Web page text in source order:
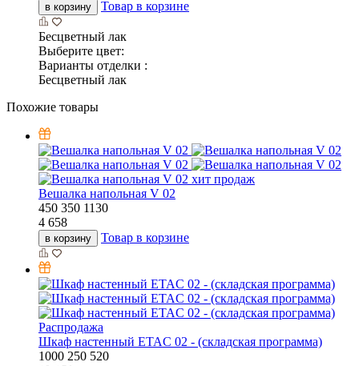
в корзину Товар в корзине
Бесцветный лак
Выберите цвет:
Варианты отделки :
Бесцветный лак
Похожие товары
хит продаж
Вешалка напольная V 02
450 350 1130
4 658
в корзину Товар в корзине
Распродажа
Шкаф настенный ETAC 02 - (складская программа)
1000 250 520